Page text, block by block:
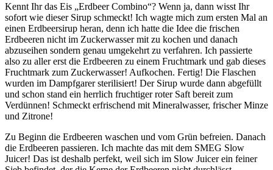
Kennt Ihr das Eis „Erdbeer Combino“? Wenn ja, dann wisst Ihr
sofort wie dieser Sirup schmeckt! Ich wagte mich zum ersten Mal an
einen Erdbeersirup heran, denn ich hatte die Idee die frischen
Erdbeeren nicht im Zuckerwasser mit zu kochen und danach
abzuseihen sondern genau umgekehrt zu verfahren. Ich passierte
also zu aller erst die Erdbeeren zu einem Fruchtmark und gab dieses
Fruchtmark zum Zuckerwasser! Aufkochen. Fertig! Die Flaschen
wurden im Dampfgarer sterilisiert! Der Sirup wurde dann abgefüllt
und schon stand ein herrlich fruchtiger roter Saft bereit zum
Verdünnen! Schmeckt erfrischend mit Mineralwasser, frischer Minze
und Zitrone!
Zu Beginn die Erdbeeren waschen und vom Grün befreien. Danach
die Erdbeeren passieren. Ich machte das mit dem SMEG Slow
Juicer! Das ist deshalb perfekt, weil sich im Slow Juicer ein feiner